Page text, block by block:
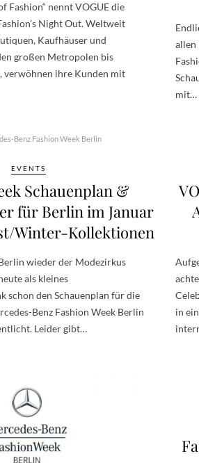
Fashion“ nennt VOGUE die
Night Out. Weltweit
Kaufhäuser und
großen Metropolen bis
verwöhnen ihre Kunden mit
allen
mit…
Benz Fashion Week Berlin
EVENTS
Schauenplan &
für Berlin im Januar
Winter-Kollektionen
wieder der Modezirkus
als kleines
schon den Schauenplan für die
Benz Fashion Week Berlin
Leider gibt…
in